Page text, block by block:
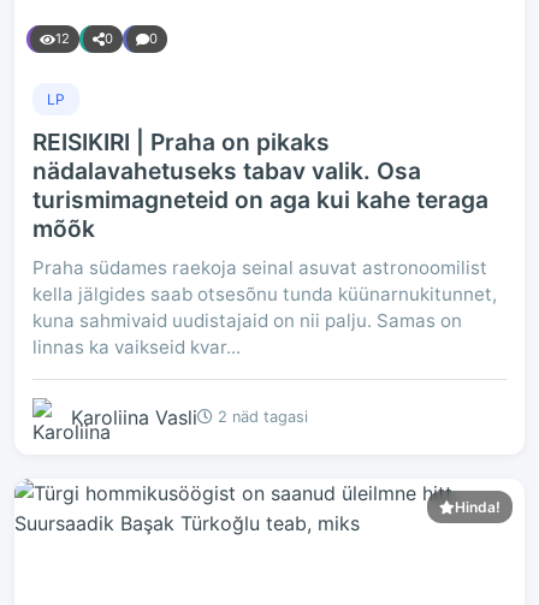
12 0 0
LP
REISIKIRI | Praha on pikaks
nädalavahetuseks tabav valik. Osa
turismimagneteid on aga kui kahe teraga
mõõk
Praha südames raekoja seinal asuvat astronoomilist
kella jälgides saab otsesõnu tunda küünarnukitunnet,
kuna sahmivaid uudistajaid on nii palju. Samas on
linnas ka vaikseid kvar...
Karoliina Vasli 2 näd tagasi
Hinda!